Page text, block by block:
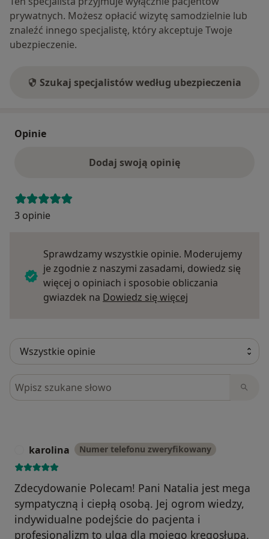
prywatnych. Możesz opłacić wizytę samodzielnie lub
znaleźć innego specjalistę, który akceptuje Twoje
ubezpieczenie.
Szukaj specjalistów według ubezpieczenia
Opinie
Dodaj swoją opinię
3 opinie
Sprawdzamy wszystkie opinie. Moderujemy
je zgodnie z naszymi zasadami, dowiedz się
więcej o opiniach i sposobie obliczania
gwiazdek na Dowiedz się więcej
Szukaj w opiniach
karolina Numer telefonu zweryfikowany
Zdecydowanie Polecam! Pani Natalia jest mega
sympatyczną i ciepłą osobą. Jej ogrom wiedzy,
indywidualne podejście do pacjenta i
profesjonalizm to ulga dla mojego kręgosłupa.